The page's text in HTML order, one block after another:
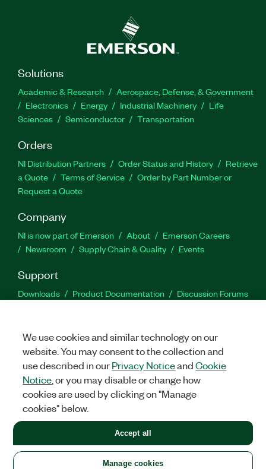
Solutions
Academic & Research
Aerospace, Defense, & Government
Electronics
Energy Industrial Machinery
Life
Sciences
Semiconductor Transportation
Orders
NI Distribution Partners Order Status and History
Retrieve
a Quote
Terms of Service
Order by Part Number or
Request a Quote
Company
NI is now part of Emerson About
Emerson Careers
Newsroom
Supply Chain & Quality Events
Support
Downloads Product Documentation
Discussion Forums
Facebook
TwitterLinkedIn
United States
LEGAL|IMPRINT|PRIVACY|Manage cookies
©2026NATIONAL INSTRUMENTS CORP. ALL RIGHTS RESERVED.
+1 877 388 1952
We use cookies and similar technology on our
website. You may consent to the collection and
use described in ourPrivacy NoticeandCookie
Notice , or you may disable or change how
cookies are used by clicking on "Manage
cookies" below.
Manage cookies
Accept all